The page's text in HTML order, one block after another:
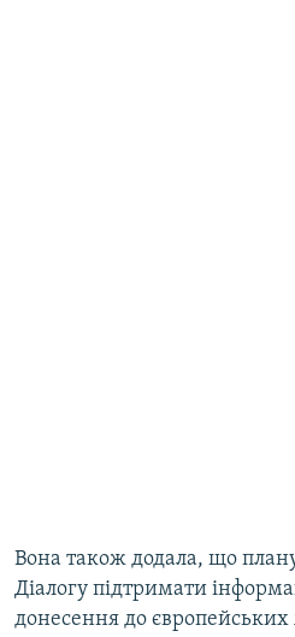
Вона також додала, що
Діалогу підтримати
донесення до європейських